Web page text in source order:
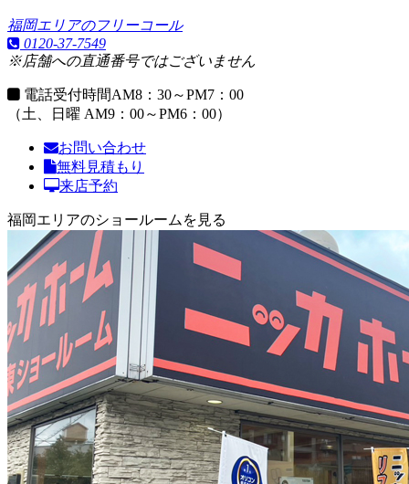
福岡エリアのフリーコール
0120-37-7549
※店舗への直通番号ではございません
電話受付時間AM8：30～PM7：00
（土、日曜 AM9：00～PM6：00）
お問い合わせ
無料見積もり
来店予約
福岡エリアのショールームを見る